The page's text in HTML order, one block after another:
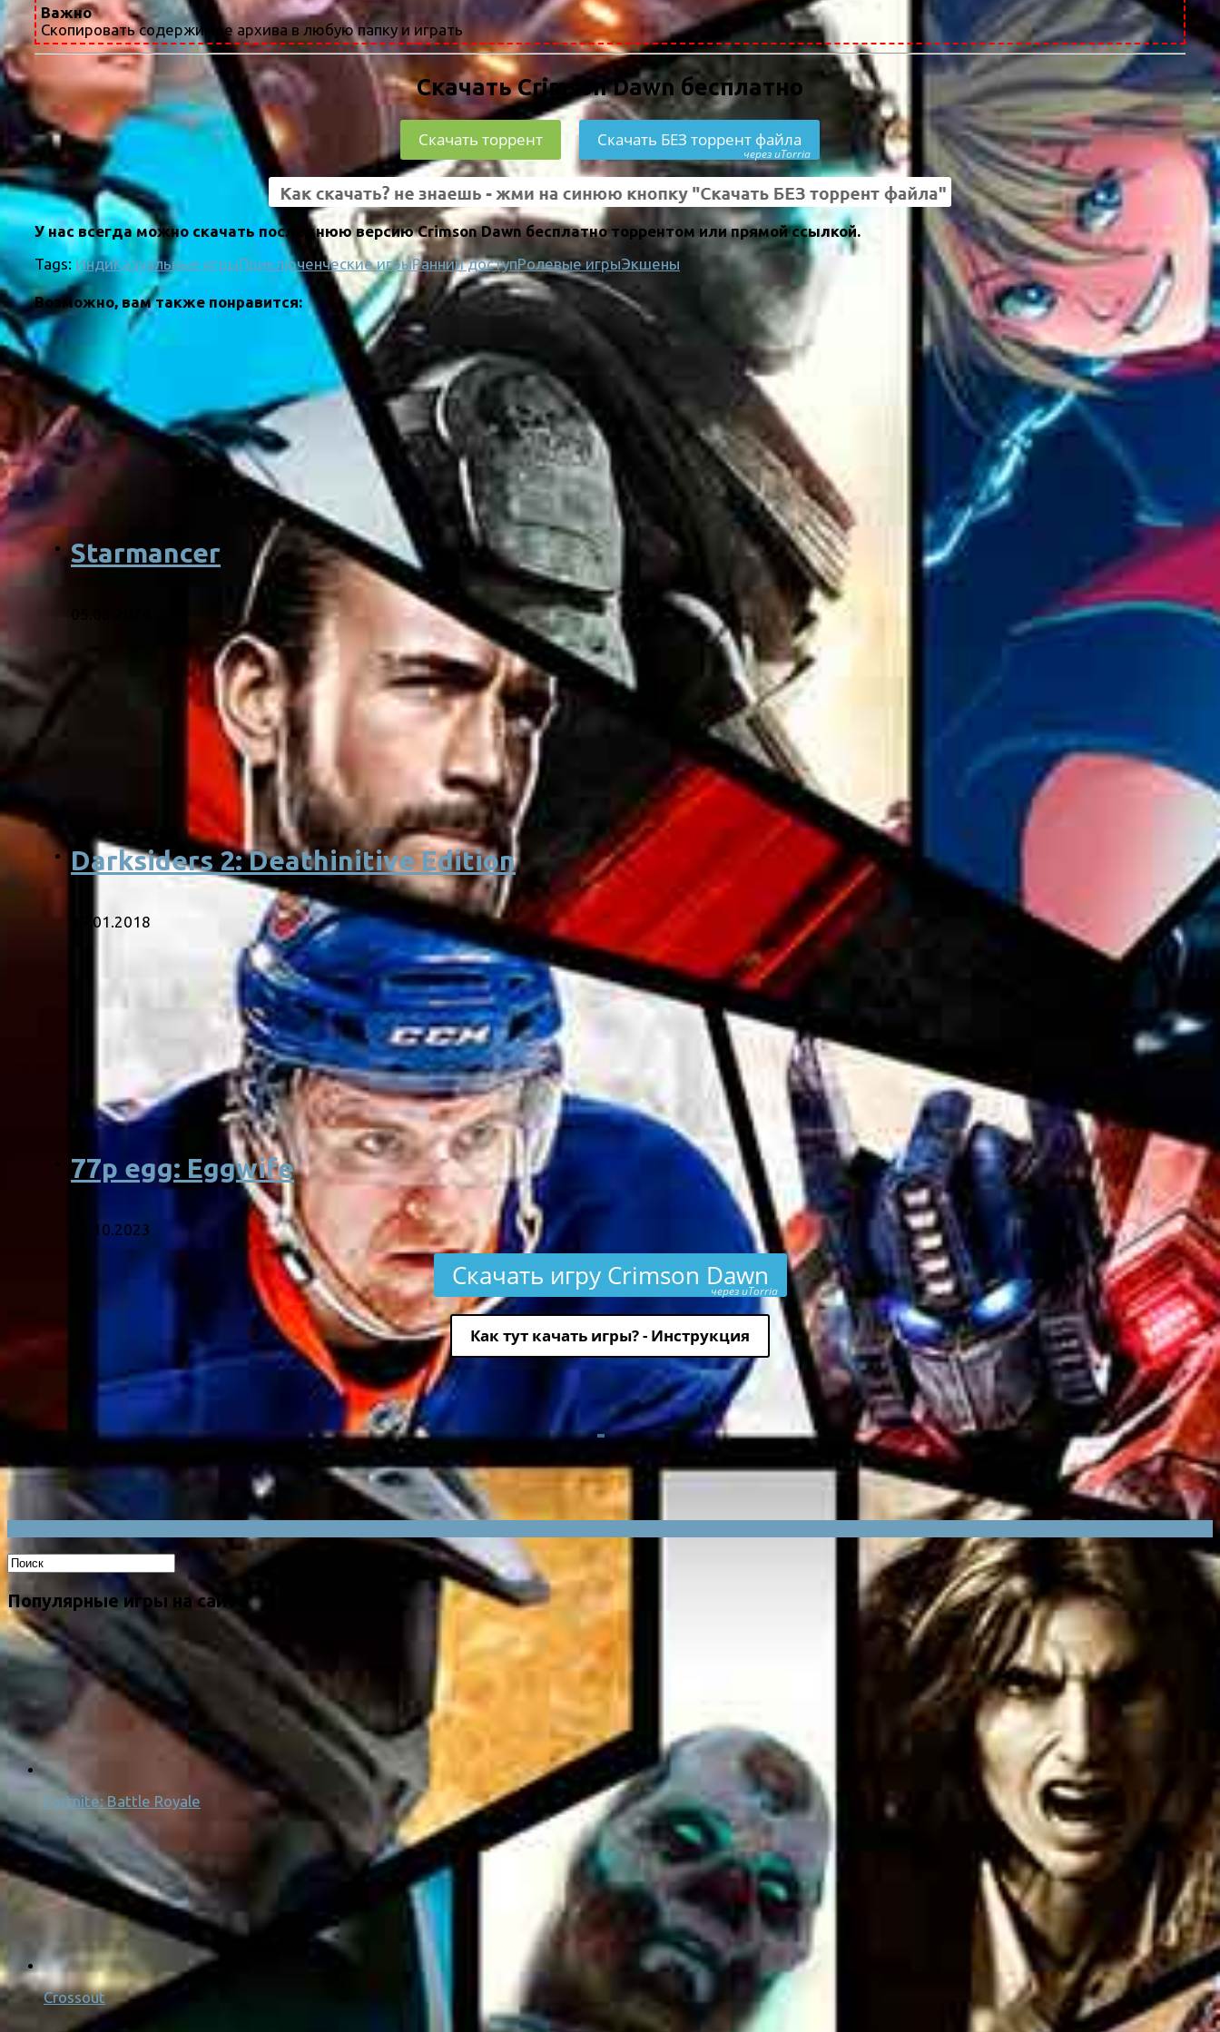
Важно
Скопировать содержимое архива в любую папку и играть
Скачать Crimson Dawn бесплатно
Скачать торрент Скачать БЕЗ торрент файла
через uTorria
У нас всегда можно скачать последнюю версию Crimson Dawn бесплатно торрентом или прямой ссылкой.
Tags: ИндиКазуальные игрыПриключенческие игрыРанний доступРолевые игрыЭкшены
Возможно, вам также понравится:
Starmancer
Darksiders 2: Deathinitive Edition
29.01.2018
77p egg: Eggwife
03.10.2023
Скачать игру Crimson Dawn
через uTorria
Как тут качать игры? - Инструкция
Популярные игры на сайте
Fortnite: Battle Royale
Crossout